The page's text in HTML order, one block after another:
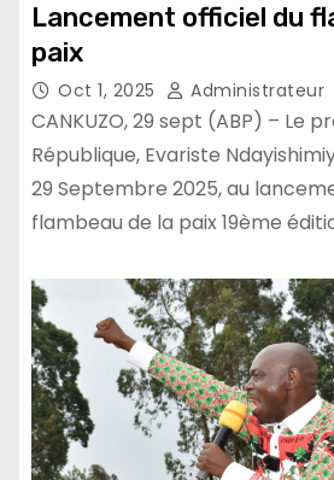
Lancement officiel du
paix
Oct 1, 2025 Administrateur
CANKUZO, 29 sept (ABP) – Le
République, Evariste
29 Septembre 2025, au
flambeau de la paix 19ème